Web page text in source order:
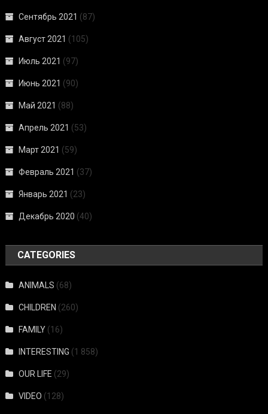
Сентябрь 2021 (87)
Август 2021 (105)
Июль 2021 (97)
Июнь 2021 (90)
Май 2021 (88)
Апрель 2021 (53)
Март 2021 (59)
Февраль 2021 (37)
Январь 2021 (23)
Декабрь 2020 (40)
CATEGORIES
ANIMALS (68)
CHILDREN (260)
FAMILY (16)
INTERESTING (1 858)
OUR LIFE (29)
VIDEO (128)